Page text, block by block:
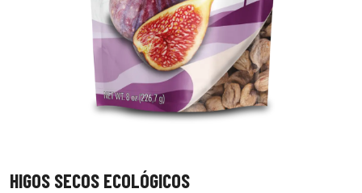
HIGOS SECOS ECOLÓGICOS